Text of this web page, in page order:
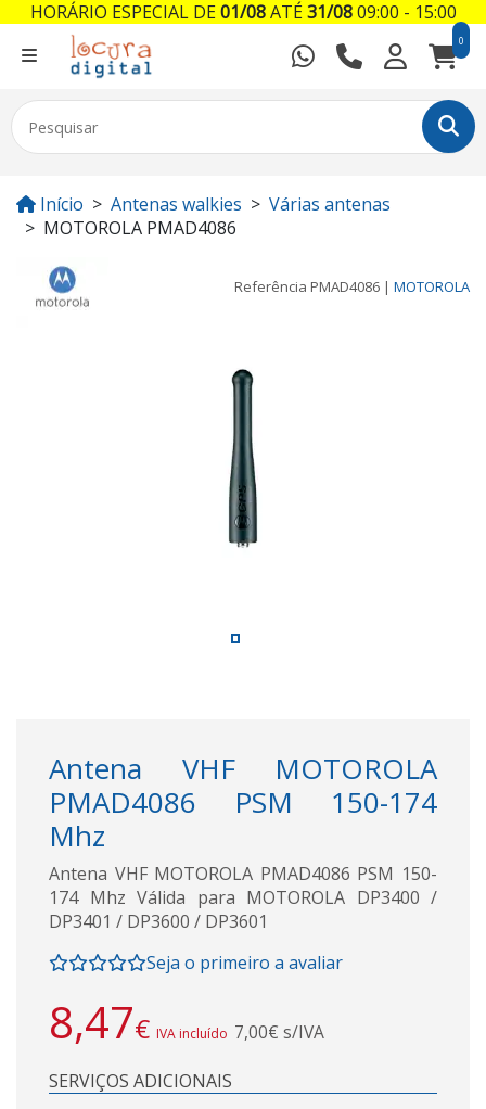
0
Início Antenas walkies
Várias antenas
MOTOROLA PMAD4086
Referência PMAD4086 | MOTOROLA
Antena VHF MOTOROLA
PMAD4086 PSM 150-174
Mhz
Antena VHF MOTOROLA PMAD4086 PSM 150-
174 Mhz Válida para MOTOROLA DP3400 /
DP3401 / DP3600 / DP3601
Seja o primeiro a avaliar
8,47€ IVA incluído 7,00€ s/IVA
SERVIÇOS ADICIONAIS
HORÁRIO ESPECIAL DE01/08ATÉ31/0809:00 - 15:00